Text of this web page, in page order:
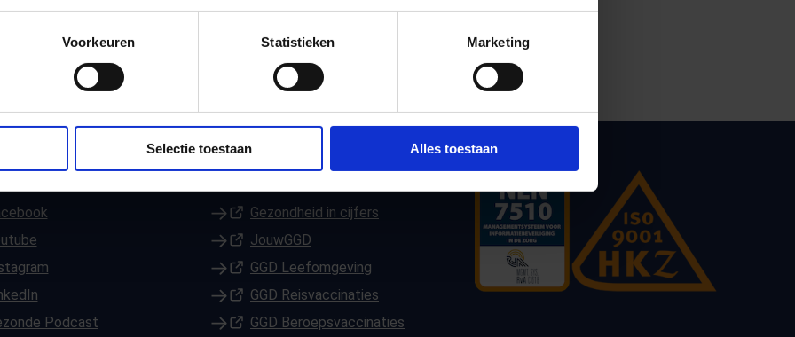
Voorkeuren Statistieken Marketing
Selectie toestaan Alles toestaan
gezond mediagebruik op school.
GGD
een nieuw tabblad)
een nieuw tabblad)
een nieuw tabblad)
een nieuw tabblad)
Podcast
Andere GGD-websites
Gezondheid in cijfers
(Opent in een nieuw tabblad)
JouwGGD
(Opent in een nieuw tabblad)
GGD Leefomgeving
(Opent in een nieuw tabblad)
GGD Reisvaccinaties
(Opent in een nieuw tabblad)
GGD Beroepsvaccinaties
(Opent in een nieuw tabblad)